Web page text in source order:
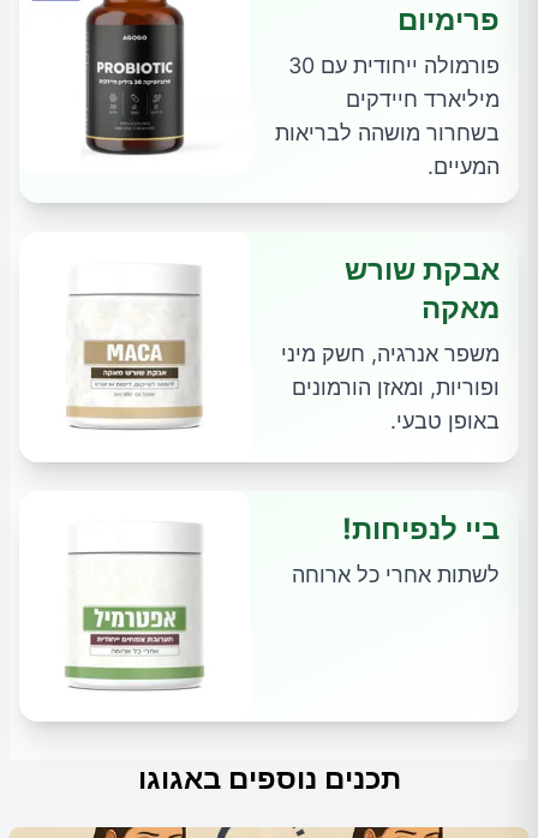
פרימיום
פורמולה ייחודית עם 30
מיליארד חיידקים
בשחרור מושהה לבריאות
המעיים.
אבקת שורש
מאקה
משפר אנרגיה, חשק מיני
ופוריות, ומאזן הורמונים
באופן טבעי.
ביי לנפיחות!
לשתות אחרי כל ארוחה
תכנים נוספים באגוגו